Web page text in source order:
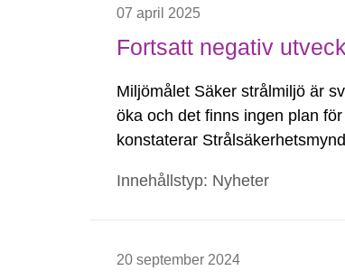
07 april 2025
Fortsatt negativ
Miljömålet Säker strålmiljö är
öka och det finns ingen plan
konstaterar
Innehållstyp: Nyheter
20 september 2024